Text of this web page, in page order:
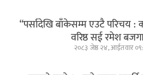
“पर्सादेखि बाँकेसम्म एउटै परिचय :
वरिष्ठ सई रमेश
२०८३ जेष्ठ २४, आईतवार